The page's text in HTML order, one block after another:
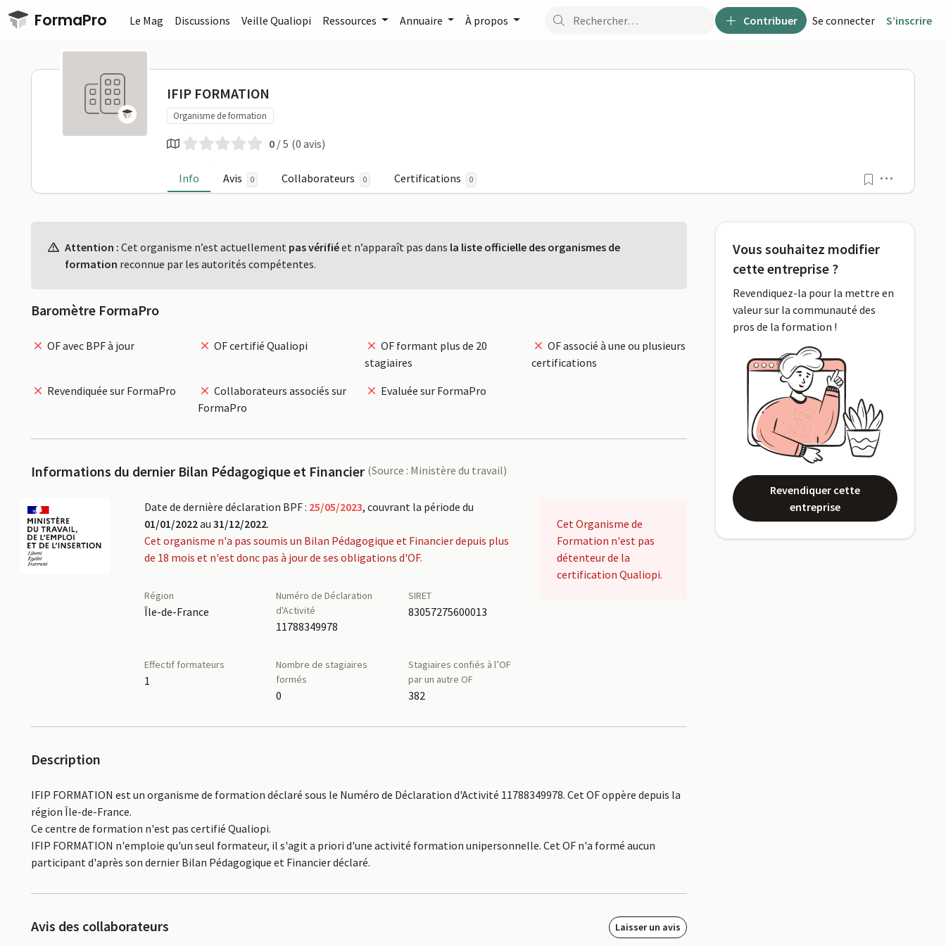
Passer au contenu principal
FormaPro Contribuer Se connecter S’inscrire
Le Mag Discussions Veille Qualiopi Ressources Annuaire À propos
IFIP FORMATION sur FormaPro
IFIP FORMATION
Organisme de formation
0 / 5 (0 avis)
Info Avis 0 Collaborateurs 0 Certifications 0
ProfilAttention : Cet organisme n’est actuellement pas vérifiéet n’apparaît pas dans la liste officielle des organismes de
formation reconnue par les autorités compétentes.
Baromètre FormaPro
OF avec BPF à jour OF certifié Qualiopi
OF formant plus de 20
stagiaires
OF associé à une ou plusieurs
certifications
Revendiquée sur FormaPro
Collaborateurs associés sur
FormaPro
Evaluée sur FormaPro
Informations du dernier Bilan Pédagogique et Financier (Source : Ministère du travail)
Date de dernière déclaration BPF : 25/05/2023, couvrant la période du
01/01/2022au 31/12/2022.
Cet organisme n'a pas soumis un Bilan Pédagogique et Financier depuis plus
de 18 mois et n'est donc pas à jour de ses obligations d'OF.
Région
Île-de-France
Numéro de Déclaration
d'Activité
11788349978
SIRET
83057275600013
Effectif formateurs
1
Nombre de stagiaires
formés
0
Stagiaires confiés à l’OF
par un autre OF
382
Cet Organisme de
Formation n'est pas
détenteur de la
certification Qualiopi.
Description
IFIP FORMATION est un organisme de formation déclaré sous le Numéro de Déclaration d'Activité 11788349978. Cet OF oppère depuis la
région Île-de-France.
Ce centre de formation n'est pas certifié Qualiopi.
IFIP FORMATION n'emploie qu'un seul formateur, il s'agit a priori d'une activité formation unipersonnelle. Cet OF n'a formé aucun
participant d'après son dernier Bilan Pédagogique et Financier déclaré.
Avis des collaborateurs Laisser un avis
Vous souhaitez modifier
cette entreprise ?
Revendiquez-la pour la mettre en
valeur sur la communauté des
pros de la formation !
Revendiquer cette
entreprise